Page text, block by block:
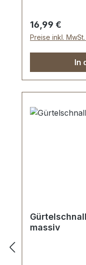
Regulärer
16,99 €
Preise inkl.
In
Gürtelschnalle 35
massiv